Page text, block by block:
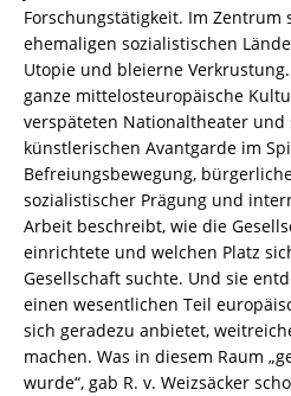
978-
3-
8260-
5033-
6
/
978-
3-
82-
605033-
6
Menge
Forschungstätigkeit. Im Zentrum
ehemaligen sozialistischen
Utopie und bleierne
ganze mittelosteuropäische
verspäteten Nationaltheater und
künstlerischen Avantgarde im
Befreiungsbewegung,
sozialistischer Prägung und
Arbeit beschreibt, wie die
einrichtete und welchen Platz
Gesellschaft suchte. Und sie
einen wesentlichen Teil
sich geradezu anbietet,
machen. Was in diesem Raum
wurde“, gab R. v. Weizsäcker